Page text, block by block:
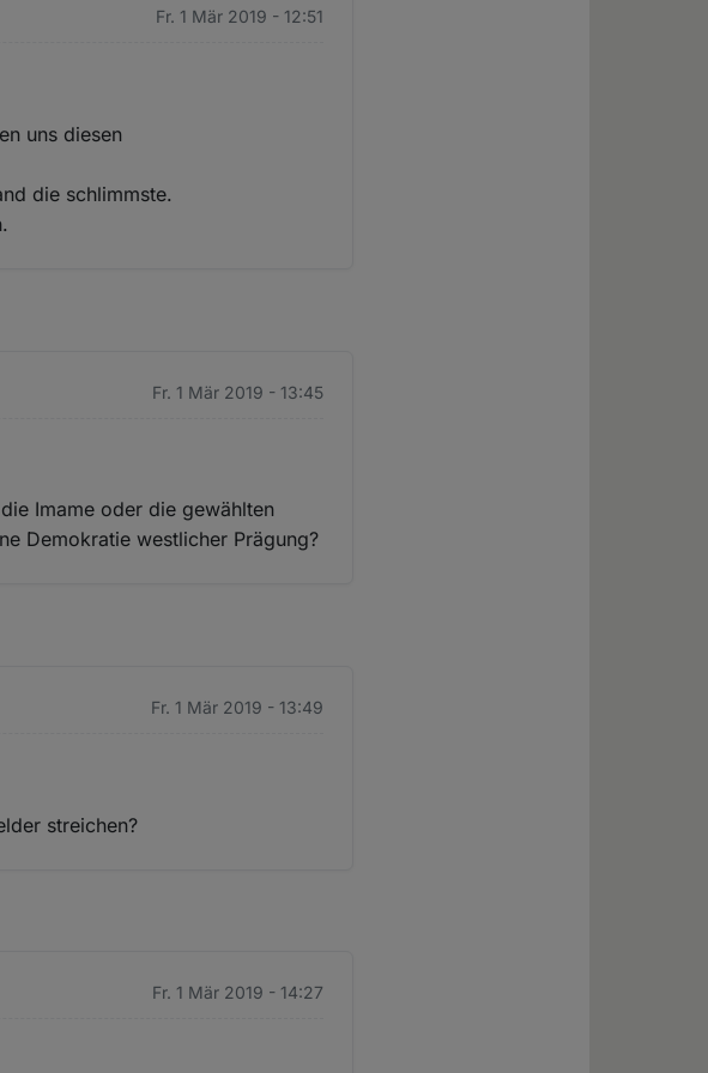
Fr. 1 Mär 2019 - 12:51
uns diesen
die schlimmste.
Fr. 1 Mär 2019 - 13:45
Imame oder die gewählten
Demokratie westlicher Prägung?
Fr. 1 Mär 2019 - 13:49
streichen?
Fr. 1 Mär 2019 - 14:27